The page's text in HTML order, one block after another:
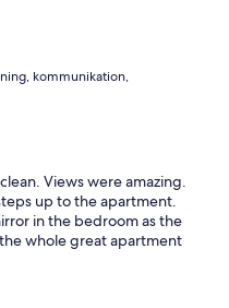
kommunikation,
Views were amazing.
up to the apartment.
in the bedroom as the
whole great apartment